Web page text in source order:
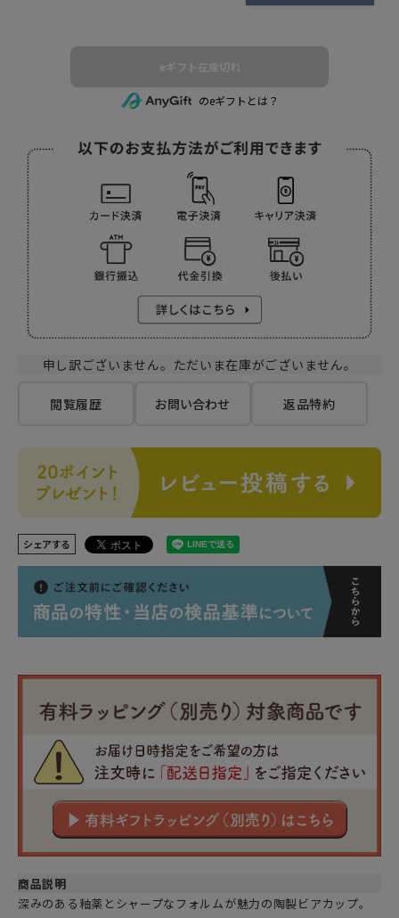
eギフト在庫切れ
のeギフトとは？
申し訳ございません。ただいま在庫がございません。
閲覧履歴 お問い合わせ 返品特約
シェアする
商品説明
深みのある釉薬とシャープなフォルムが魅力の陶製ビアカップ。